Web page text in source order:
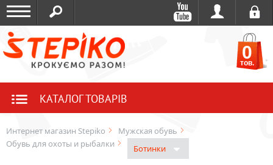
0
тов.
КАТАЛОГ ТОВАРІВ
Интернет магазин Stepiko
Мужская обувь
Обувь для охоты и рыбалки
Ботинки